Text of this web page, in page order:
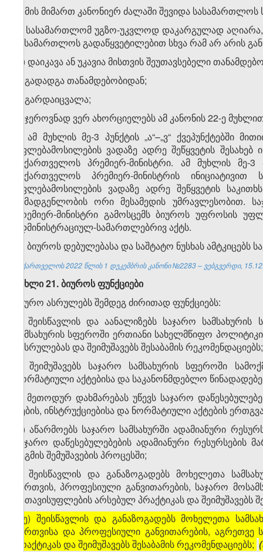
ბ) მის მიმართ კანონიერ ძალაში შევიდა
გ) სასამართლომ უგზო-უკვლოდ დაკარგულად
სასამართლოს გადაწყვეტილებით სხვა რამ არ არის
დ) დაიკავა ან უკავია მისთვის შეუთავსებელი
ე) გადადგა თანამდებობიდან;
ვ) გარდაიცვალა;
ზ) ჯეროვნად ვერ ახორციელებს ამ კანონის 22-ე
4. ამ მუხლის მე-3 პუნქტის „ა“–„ვ“
უფლებამოსილების ვადაზე ადრე შეწყვეტის
საქართველოს პრემიერ-მინისტრი. ამ მუხლის მე-3
საქართველოს პრემიერ-მინისტრის
უფლებამოსილების ვადაზე ადრე შეწყვეტის
შემადგენლობის ორი მესამედის უმრავლესობით.
პრემიერ-მინისტრი გამოსცემს ბიუროს უფროსის
ადმინისტრაციულ-სამართლებრივ აქტს.
5. ბიუროს დებულებასა და საშტატო ნუსხას
საქართველოს 2022 წლის 1 დეკემბრის კანონი №2283 – ვებგვერდი,
მუხლი 21. ბიუროს ფუნქციები
ბიურო ასრულებს შემდეგ ძირითად ფუნქციებს:
ა) შეისწავლის და აანალიზებს საჯარო
სამსახურის სფეროში ერთიანი სახელმწიფო
შესრულებას და შეიმუშავებს შესაბამის რეკომენდაციებს;
ბ) შეიმუშავებს საჯარო სამსახურის სფეროში
ნორმატიული აქტებისა და საკანონმდებლო
გ) მეთოდურ დახმარებას უწევს საჯარო
ტების, ინსტრუქციებისა და ნორმატიული აქტების
დ) აწარმოებს საჯარო სამსახურში ადამიანური
საჯარო დაწესებულებების ადამიანური
გეგმის შემუშავების პროცესში;
ე) შეისწავლის და განაზოგადებს მოხელეთა
მართვის, პროფესიული განვითარების, საჯარო
გათავისუფლების არსებულ პრაქტიკას და შეიმუშავებს
ე) შეისწავლის და განაზოგადებს მოხელეთა
მართვისა და პროფესიული განვითარების, აგრეთვე
პრაქტიკას და შეიმუშავებს შესაბამის რეკომენდაციებს;